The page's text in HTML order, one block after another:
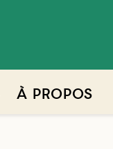
À PROPOS